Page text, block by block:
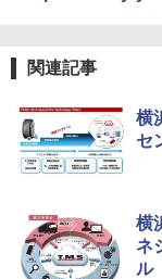
関連記事
横
セ
横
ネ
ル